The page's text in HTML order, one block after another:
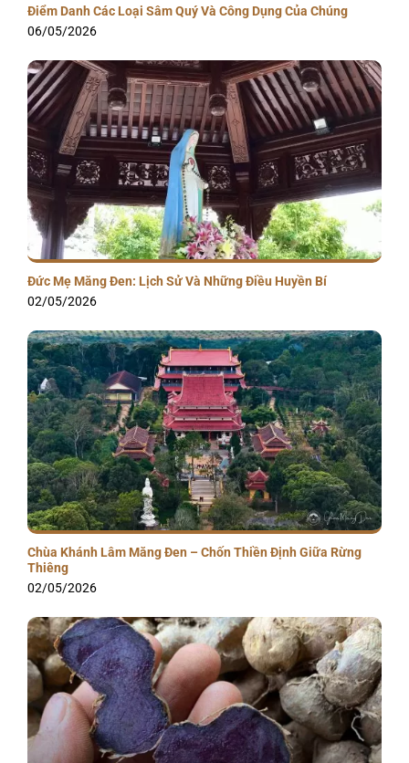
Điểm Danh Các Loại Sâm Quý Và Công Dụng Của Chúng
06/05/2026
Đức Mẹ Măng Đen: Lịch Sử Và Những Điều Huyền Bí
02/05/2026
Chùa Khánh Lâm Măng Đen – Chốn Thiền Định Giữa Rừng
Thiêng
02/05/2026